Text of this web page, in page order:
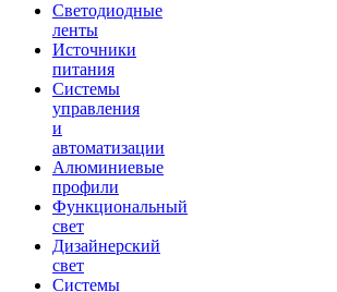
Светодиодные
ленты
Источники
питания
Системы
управления
и
автоматизации
Алюминиевые
профили
Функциональный
свет
Дизайнерский
свет
Системы